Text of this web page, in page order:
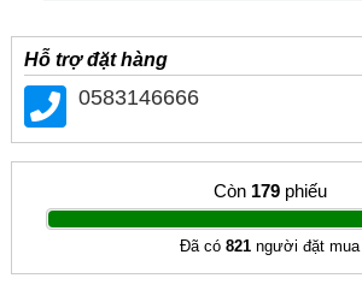
Hỗ trợ đặt hàng
0583146666
Còn 179phiếu
|
Đã có821 người đặt mua